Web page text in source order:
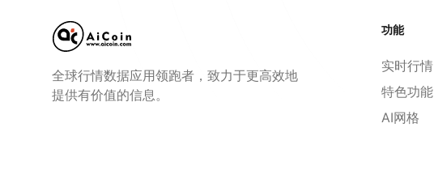
全球行情数据应用领跑者，致力于更高效地
提供有价值的信息。
功能
实时行情
特色功能
AI网格